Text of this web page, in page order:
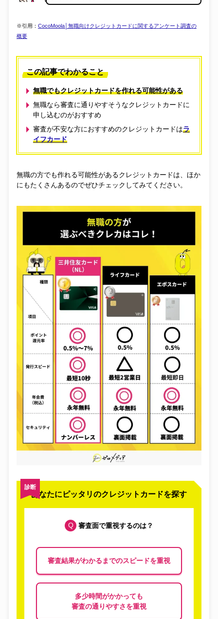
※引用： CocoMoola│無職向けクレジットカードに関するアンケート調査の
概要
この記事でわかること
無職でもクレジットカードを作れる可能性がある
無職なら審査に通りやすそうなクレジットカードに
申し込むのがおすすめ
審査が不安な方におすすめのクレジットカードはラ
イフカード
無職の方でも作れる可能性があるクレジットカードは、ほか
にもたくさんあるのでぜひチェックしてみてください。
診断
あなたにピッタリのクレジットカードを探す
審査面で重視するのは？
審査結果がわかるまでのスピードを重視
多少時間がかかっても
審査の通りやすさを重視